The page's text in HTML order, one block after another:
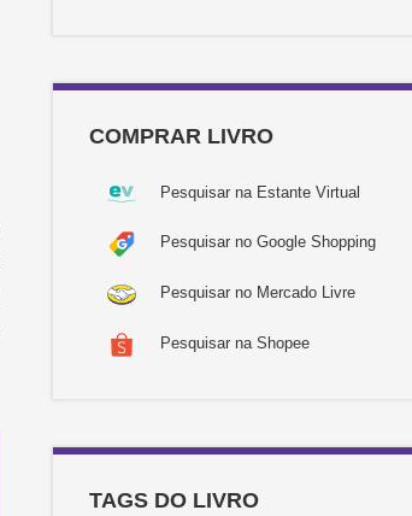
COMPRAR LIVRO
Pesquisar na Estante Virtual
Pesquisar no Google Shopping
Pesquisar no Mercado Livre
Pesquisar na Shopee
TAGS DO LIVRO